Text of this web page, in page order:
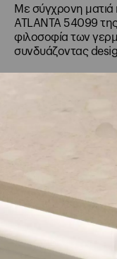
Με σύγχρονη ματιά
ATLANTA 54099
φιλοσοφία των
συνδυάζοντας